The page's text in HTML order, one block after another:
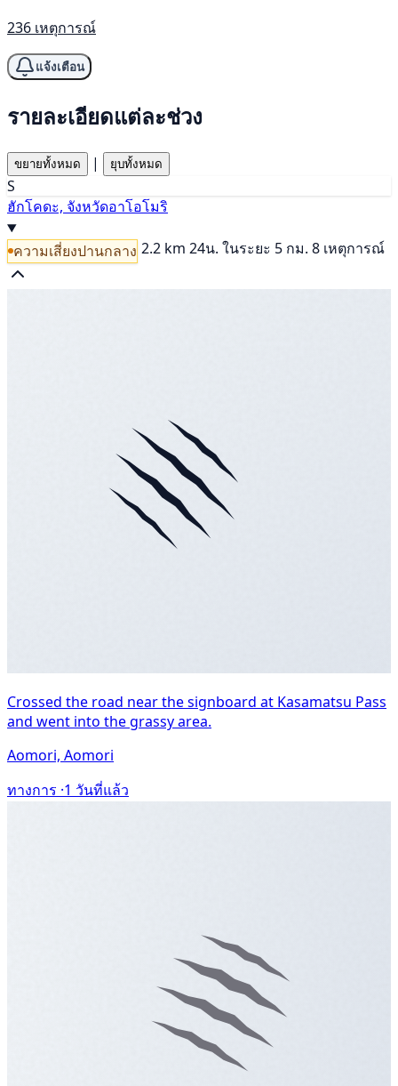
236 เหตุการณ์
แจ้งเตือน
รายละเอียดแต่ละช่วง
ขยายทั้งหมด | ยุบทั้งหมด
S
ฮักโคดะ, จังหวัดอาโอโมริ
ความเสี่ยงปานกลาง 2.2 km 24น. ในระยะ 5 กม. 8 เหตุการณ์
Crossed the road near the signboard at Kasamatsu Pass
and went into the grassy area.
Aomori, Aomori
ทางการ ·1 วันที่แล้ว